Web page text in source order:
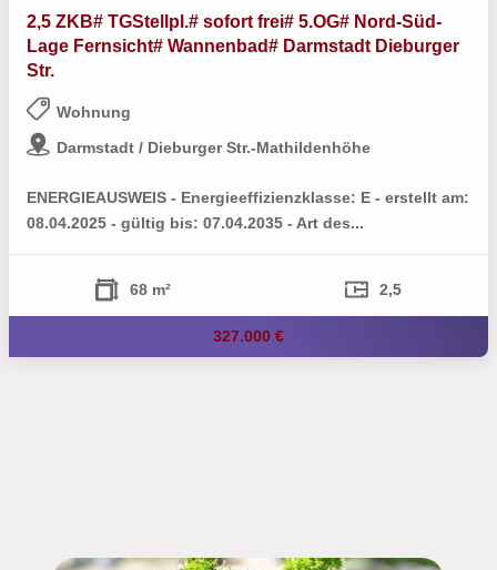
2,5 ZKB# TGStellpl.# sofort frei# 5.OG# Nord-Süd-
Lage Fernsicht# Wannenbad# Darmstadt Dieburger
Str.
Wohnung
Darmstadt / Dieburger Str.-Mathildenhöhe
ENERGIEAUSWEIS - Energieeffizienzklasse: E - erstellt am:
08.04.2025 - gültig bis: 07.04.2035 - Art des...
68 m² 2,5
327.000 €